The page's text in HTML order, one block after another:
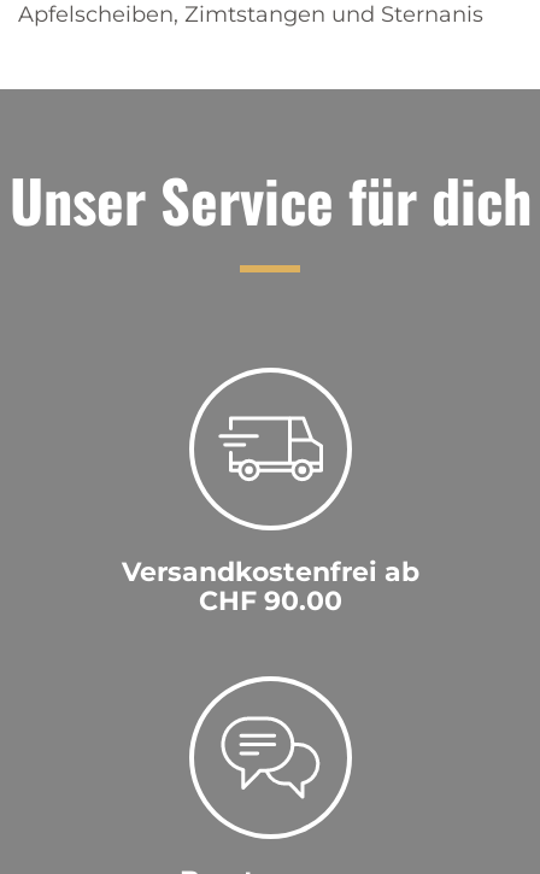
Apfelscheiben, Zimtstangen und Sternanis
Unser Service für dich
Versandkostenfrei ab
CHF 90.00